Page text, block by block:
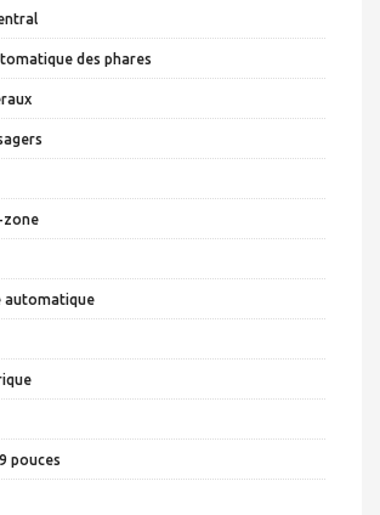
des phares
zone
automatique
pouces